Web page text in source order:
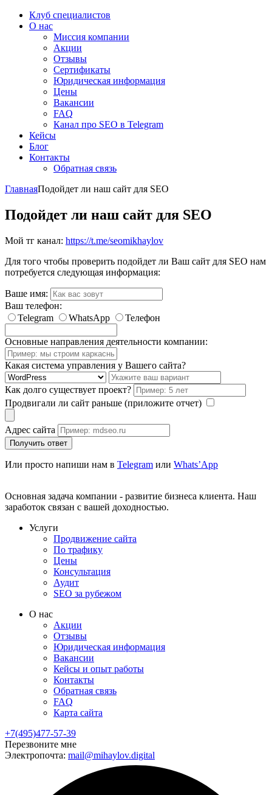
Клуб специалистов
О нас
Миссия компании
Акции
Отзывы
Сертификаты
Юридическая информация
Цены
Вакансии
FAQ
Канал про SEO в Telegram
Кейсы
Блог
Контакты
Обратная связь
ГлавнаяПодойдет ли наш сайт для SEO
Подойдет ли наш сайт для SEO
Мой тг канал: https://t.me/seomikhaylov
Для того чтобы проверить подойдет ли Ваш сайт для SEO нам
потребуется следующая информация:
Ваше имя:
Ваш телефон:
Telegram
WhatsApp Телефон
Основные направления деятельности компании:
Какая система управления у Вашего сайта?
Как долго существует проект?
Продвигали ли сайт раньше (приложите отчет)
Адрес сайта
Получить ответ
Или просто напиши нам в Telegram или Whats’App
Основная задача компании - развитие бизнеса клиента. Наш
заработок связан с вашей доходностью.
Услуги
Продвижение сайта
По трафику
Цены
Консультация
Аудит
SEO за рубежом
О нас
Акции
Отзывы
Юридическая информация
Вакансии
Кейсы и опыт работы
Контакты
Обратная связь
FAQ
Карта сайта
+7(495)477-57-39
Перезвоните мне
Электропочта: mail@mihaylov.digital